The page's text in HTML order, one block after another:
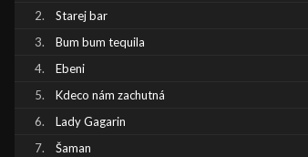
Starej bar
Bum bum tequila
Ebeni
Kdeco nám zachutná
Lady Gagarin
Šaman